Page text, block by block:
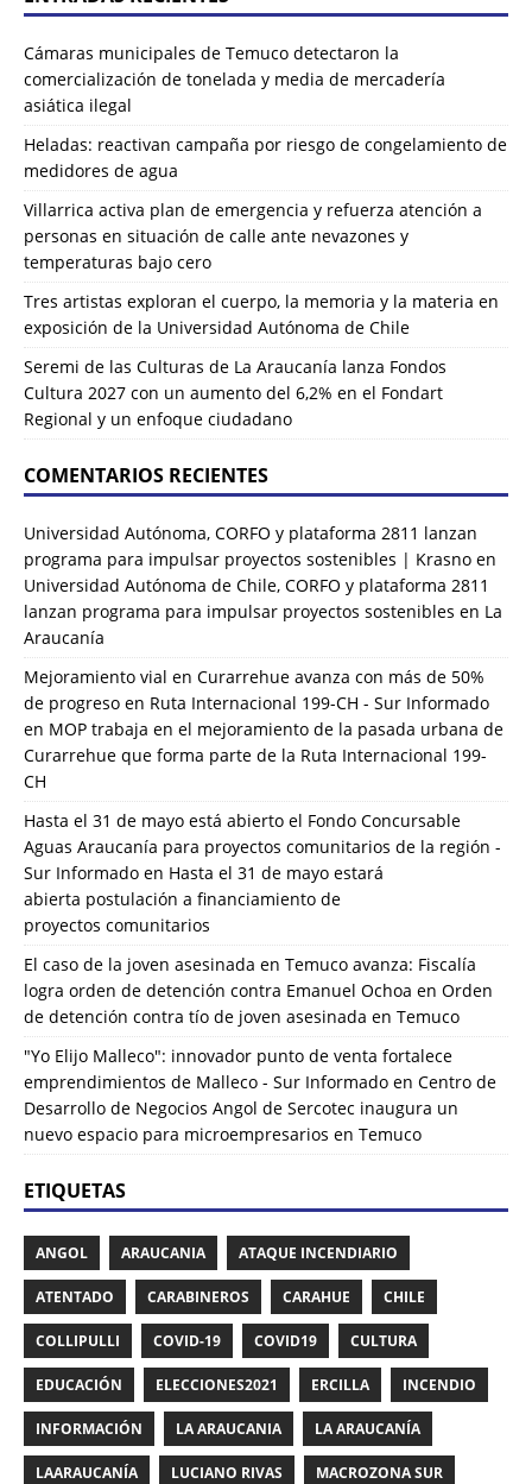
Cámaras municipales de Temuco detectaron la
comercialización de tonelada y media de mercadería
asiática ilegal
Heladas: reactivan campaña por riesgo de congelamiento de
medidores de agua
Villarrica activa plan de emergencia y refuerza atención a
personas en situación de calle ante nevazones y
temperaturas bajo cero
Tres artistas exploran el cuerpo, la memoria y la materia en
exposición de la Universidad Autónoma de Chile
Seremi de las Culturas de La Araucanía lanza Fondos
Cultura 2027 con un aumento del 6,2% en el Fondart
Regional y un enfoque ciudadano
COMENTARIOS RECIENTES
Universidad Autónoma, CORFO y plataforma 2811 lanzan
programa para impulsar proyectos sostenibles | Krasno en
Universidad Autónoma de Chile, CORFO y plataforma 2811
lanzan programa para impulsar proyectos sostenibles en La
Araucanía
Mejoramiento vial en Curarrehue avanza con más de 50%
de progreso en Ruta Internacional 199-CH - Sur Informado
en MOP trabaja en el mejoramiento de la pasada urbana de
Curarrehue que forma parte de la Ruta Internacional 199-
CH
Hasta el 31 de mayo está abierto el Fondo Concursable
Aguas Araucanía para proyectos comunitarios de la región -
Sur Informado en Hasta el 31 de mayo estará
abierta postulación a financiamiento de
proyectos comunitarios
El caso de la joven asesinada en Temuco avanza: Fiscalía
logra orden de detención contra Emanuel Ochoa en Orden
de detención contra tío de joven asesinada en Temuco
"Yo Elijo Malleco": innovador punto de venta fortalece
emprendimientos de Malleco - Sur Informado en Centro de
Desarrollo de Negocios Angol de Sercotec inaugura un
nuevo espacio para microempresarios en Temuco
ETIQUETAS
ANGOL ARAUCANIA ATAQUE INCENDIARIO
ATENTADO CARABINEROS CARAHUE CHILE
COLLIPULLI COVID-19 COVID19 CULTURA
EDUCACIÓN ELECCIONES2021 ERCILLA INCENDIO
INFORMACIÓN LA ARAUCANIA LA ARAUCANÍA
LAARAUCANÍA LUCIANO RIVAS MACROZONA SUR